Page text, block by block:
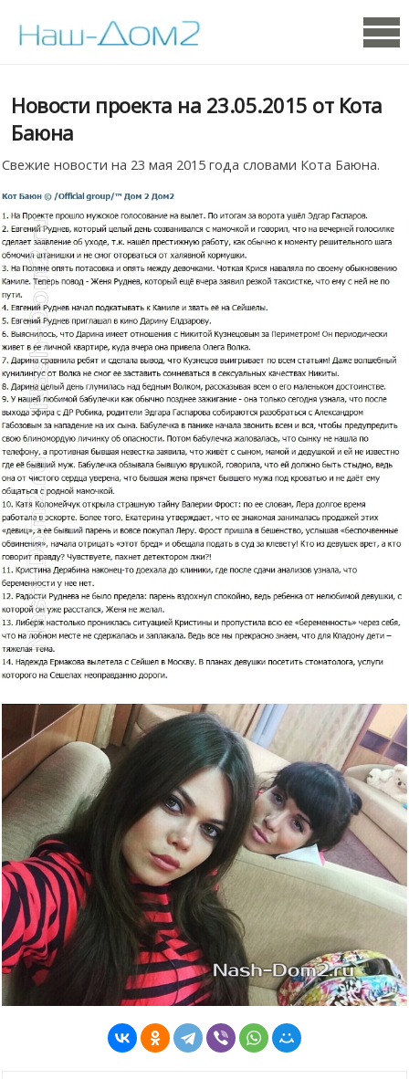
Новости проекта на 23.05.2015 от Кота
Баюна
Свежие новости на 23 мая 2015 года словами Кота Баюна.